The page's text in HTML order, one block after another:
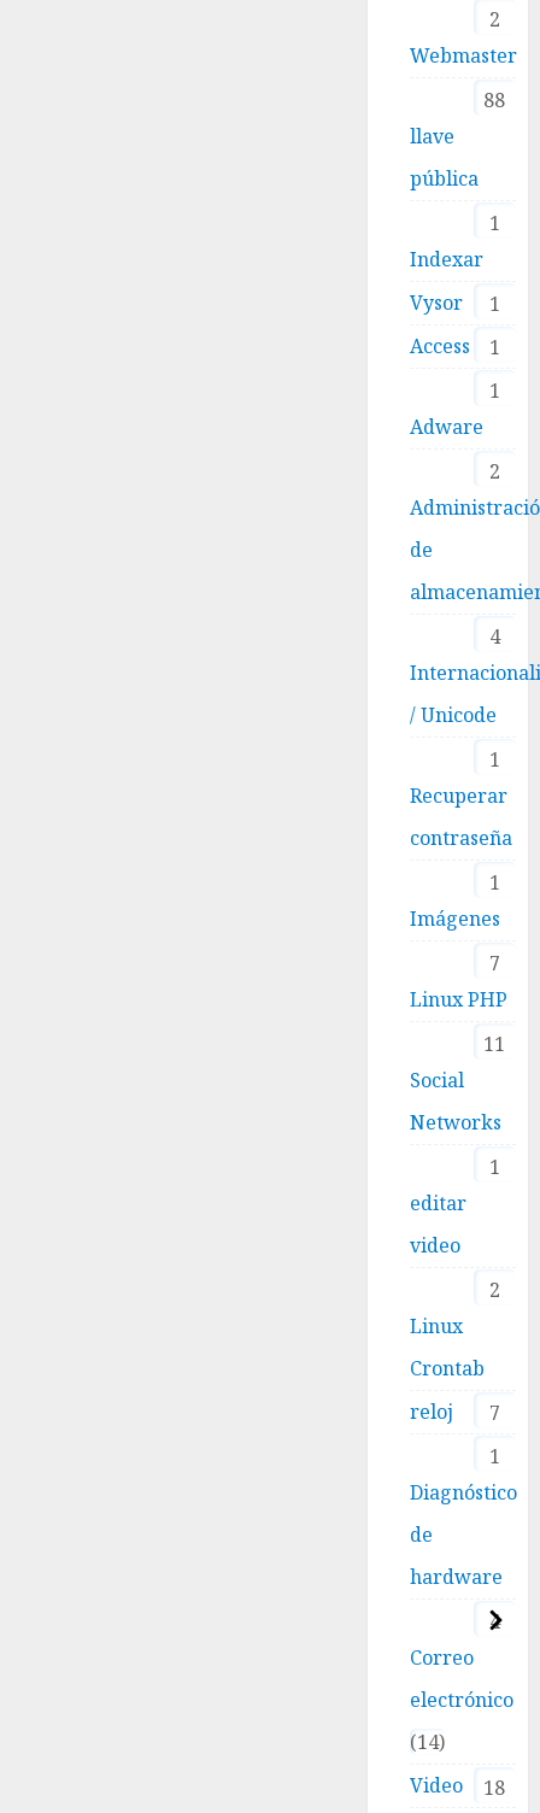
2
Webmaster
88
llave
pública
1
Indexar
1
Vysor
1
Access
1
Adware
2
de
4
/ Unicode
1
Recuperar
contraseña
1
Imágenes
7
Linux PHP
11
Social
Networks
1
editar
video
2
Linux
Crontab
7
reloj
1
Diagnóstico
de
hardware
4
Correo
electrónico
14
Video
18